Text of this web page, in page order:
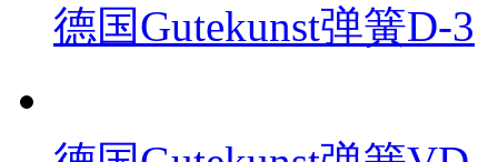
德国Gutekunst弹簧D-3